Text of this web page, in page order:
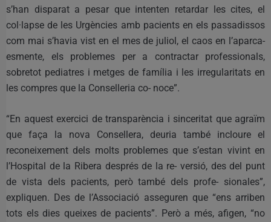
s’han disparat a pesar que intenten retardar les cites, el
col·lapse de les Urgències amb pacients en els passadissos
com mai s’havia vist en el mes de juliol, el caos en l’aparca-
esmente, els problemes per a contractar professionals,
sobretot pediatres i metges de família i les irregularitats en
les compres que la Conselleria co- noce”.
“En aquest exercici de transparència i sinceritat que agraïm
que faça la nova Consellera, deuria també incloure el
reconeixement dels molts problemes que s’estan vivint en
l’Hospital de la Ribera després de la re- versió, des del punt
de vista dels pacients, però també dels profe- sionales”,
expliquen. Des de l’Associació asseguren que “ens arriben
tots els dies queixes de pacients”. Però a més, afigen, “no